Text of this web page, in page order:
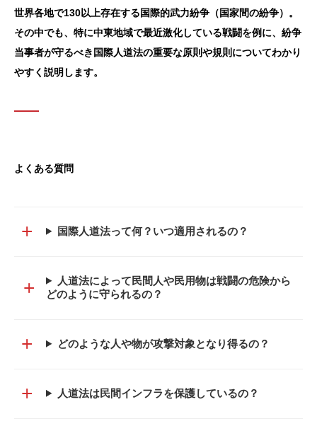
世界各地で130以上存在する国際的武力紛争（国家間の紛争）。
その中でも、特に中東地域で最近激化している戦闘を例に、紛争
当事者が守るべき国際人道法の重要な原則や規則についてわかり
やすく説明します。
よくある質問
+ 国際人道法って何？いつ適用されるの？
+
人道法によって民間人や民用物は戦闘の危険から
どのように守られるの？
+ どのような人や物が攻撃対象となり得るの？
+ 人道法は民間インフラを保護しているの？